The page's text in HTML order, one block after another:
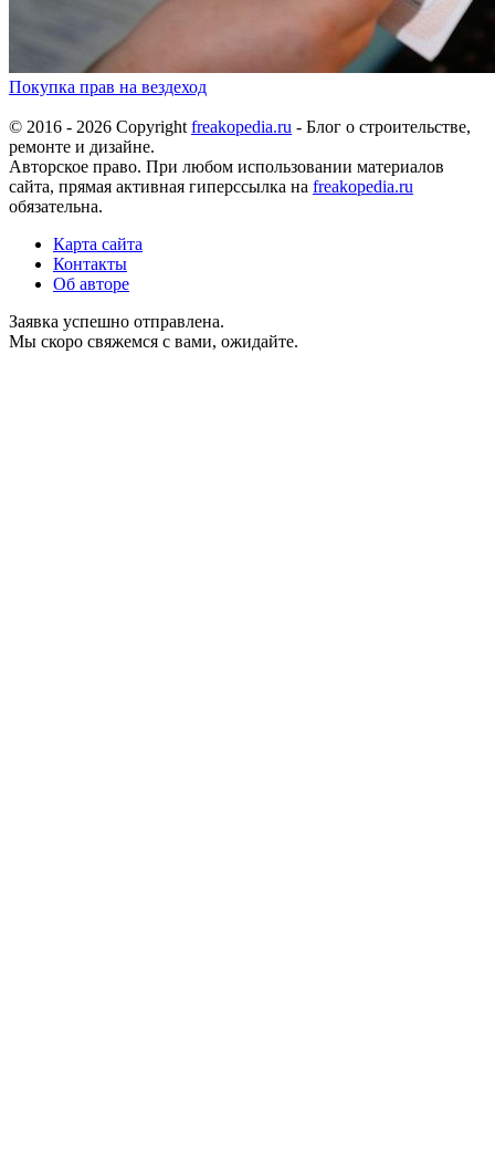
Покупка прав на вездеход
© 2016 - 2026 Copyright freakopedia.ru - Блог о строительстве,
ремонте и дизайне.
Авторское право. При любом использовании материалов
сайта, прямая активная гиперссылка на freakopedia.ru
обязательна.
Карта сайта
Контакты
Об авторе
Заявка успешно отправлена.
Мы скоро свяжемся с вами, ожидайте.